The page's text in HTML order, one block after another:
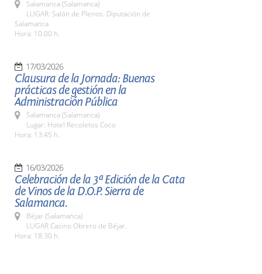
Salamanca (Salamanca)
LUGAR: Salón de Plenos. Diputación de
Salamanca
Hora: 10:00 h.
17/03/2026
Clausura de la Jornada: Buenas
prácticas de gestión en la
Administración Pública
Salamanca (Salamanca)
Lugar: Hotel Recoletos Coco
Hora: 13:45 h.
16/03/2026
Celebración de la 3ª Edición de la Cata
de Vinos de la D.O.P. Sierra de
Salamanca.
Béjar (Salamanca)
LUGAR Casino Obrero de Béjar.
Hora: 18:30 h.